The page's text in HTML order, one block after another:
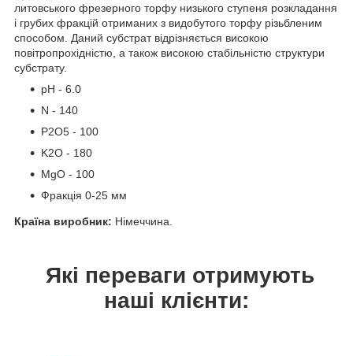
литовського фрезерного торфу низького ступеня розкладання
і грубих фракцій отриманих з видобутого торфу різьбленим
способом. Даний субстрат відрізняється високою
повітропрохідністю, а також високою стабільністю структури
субстрату.
pH - 6.0
N - 140
P2O5 - 100
K2O - 180
MgO - 100
Фракція 0-25 мм
Країна виробник: Німеччина.
Які переваги отримують
наші клієнти: